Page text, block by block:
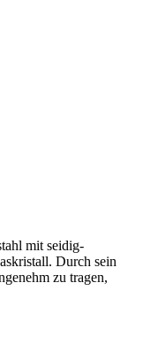
mit seidig-
Durch sein
zu tragen,